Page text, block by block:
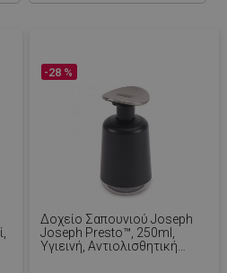
Δοχείο Σαπουνιού Joseph
Joseph Presto™, 250ml,
Υγιεινή, Αντιολισθητική
-28 %